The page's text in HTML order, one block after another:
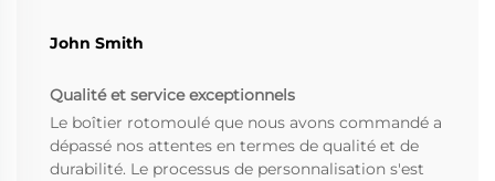
John Smith
Qualité et service exceptionnels
Le boîtier rotomoulé que nous avons commandé a
dépassé nos attentes en termes de qualité et de
durabilité. Le processus de personnalisation s'est